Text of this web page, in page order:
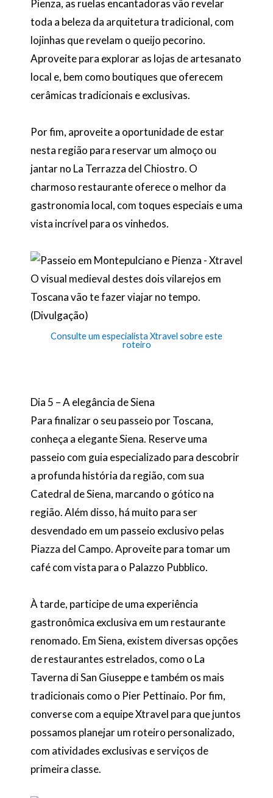
Pienza, as ruelas encantadoras vão revelar
toda a beleza da arquitetura tradicional, com
lojinhas que revelam o queijo pecorino.
Aproveite para explorar as lojas de artesanato
local e, bem como boutiques que oferecem
cerâmicas tradicionais e exclusivas.
Por fim, aproveite a oportunidade de estar
nesta região para reservar um almoço ou
jantar no La Terrazza del Chiostro. O
charmoso restaurante oferece o melhor da
gastronomia local, com toques especiais e uma
vista incrível para os vinhedos.
O visual medieval destes dois vilarejos em
Toscana vão te fazer viajar no tempo.
(Divulgação)
Consulte um especialista Xtravel sobre este
roteiro
Dia 5 – A elegância de Siena
Para finalizar o seu passeio por Toscana,
conheça a elegante Siena. Reserve uma
passeio com guia especializado para descobrir
a profunda história da região, com sua
Catedral de Siena, marcando o gótico na
região. Além disso, há muito para ser
desvendado em um passeio exclusivo pelas
Piazza del Campo. Aproveite para tomar um
café com vista para o Palazzo Pubblico.
À tarde, participe de uma experiência
gastronômica exclusiva em um restaurante
renomado. Em Siena, existem diversas opções
de restaurantes estrelados, como o La
Taverna di San Giuseppe e também os mais
tradicionais como o Pier Pettinaio. Por fim,
converse com a equipe Xtravel para que juntos
possamos planejar um roteiro personalizado,
com atividades exclusivas e serviços de
primeira classe.